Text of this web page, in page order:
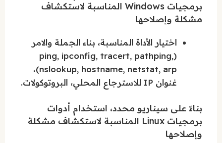
برمجيات Windows المناسبة لاستكشاف
مشكلة وإصلاحها
اختيار الأداة المناسبة، بناء الجملة والامر
(ping, ipconfig, tracert, pathping,
nslookup, hostname, netstat, arp)،
غنوان IP للاسترجاع المحلي، البروتوكولات.
بناءً على سيناريو محدد، استخدام أدوات
برمجيات Linux المناسبة لاستكشاف مشكلة
وإصلاحها